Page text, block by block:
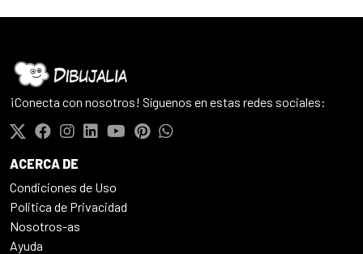
¡Conecta con nosotros! Síguenos en estas redes sociales:
ACERCA DE
Condiciones de Uso
Politica de Privacidad
Nosotros-as
Ayuda